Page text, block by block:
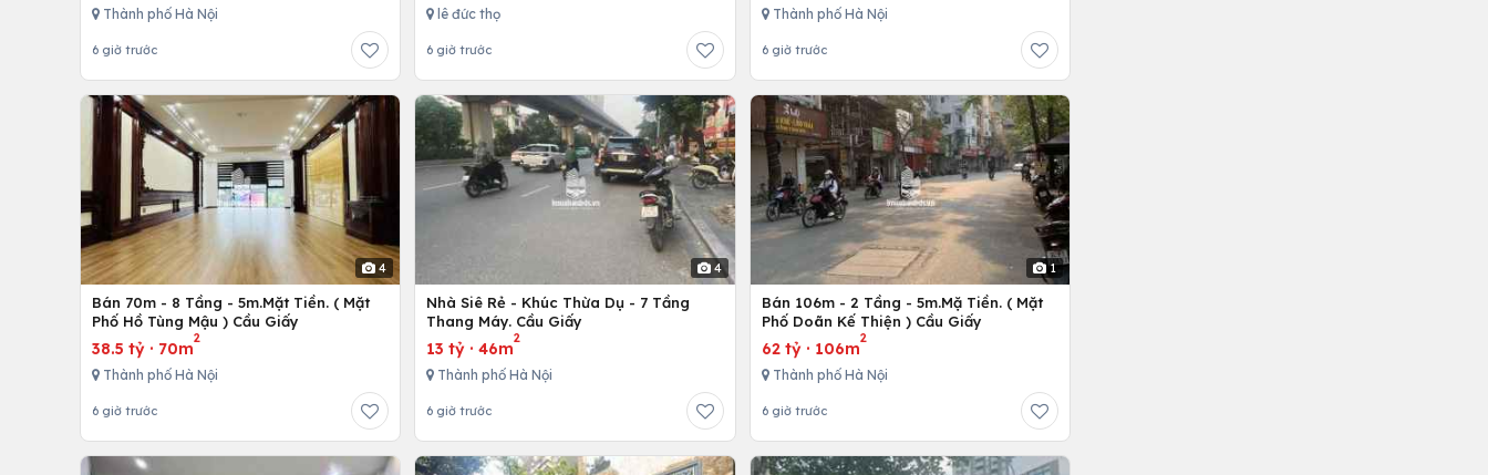
Thành phố Hà Nội
6 giờ trước
lê đức thọ
6 giờ trước
Thành phố Hà Nội
6 giờ trước
4
Bán 70m - 8 Tầng - 5m.Mặt Tiền. ( Mặt
Phố Hồ Tùng Mậu ) Cầu Giấy
38.5 tỷ · 70m
2
Thành phố Hà Nội
6 giờ trước
4
Nhà Siê Rẻ - Khúc Thừa Dụ - 7 Tầng
Thang Máy. Cầu Giấy
13 tỷ ·46m
2
Thành phố Hà Nội
6 giờ trước
1
Bán 106m - 2 Tầng - 5m.Mặ Tiền. ( Mặt
Phố Doãn Kế Thiện ) Cầu Giấy
62 tỷ· 106m
2
Thành phố Hà Nội
6 giờ trước